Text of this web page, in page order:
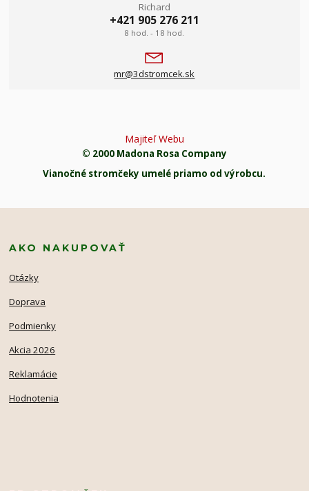
Richard
+421 905 276 211
8 hod. - 18 hod.
mr@3dstromcek.sk
Majiteľ Webu
© 2000 Madona Rosa Company
Vianočné stromčeky umelé priamo od výrobcu.
AKO NAKUPOVAŤ
Otázky
Doprava
Podmienky
Akcia 2026
Reklamácie
Hodnotenia